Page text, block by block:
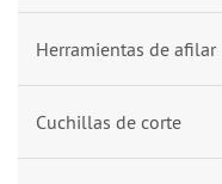
Herramientas de afilar
Cuchillas de corte